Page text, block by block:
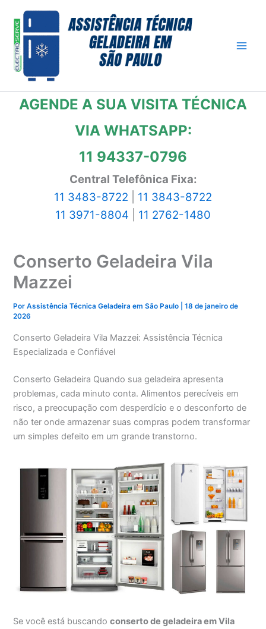
para
conteúdo
AGENDE A SUA VISITA TÉCNICA
VIA WHATSAPP:
11 94337-0796
Central Telefônica Fixa:
11 3483-8722
11 3843-8722
11 3971-8804
11 2762-1480
Conserto Geladeira Vila
Mazzei
PorAssistência Técnica Geladeira em São Paulo |18 de janeiro de
2026
Conserto Geladeira Vila Mazzei: Assistência Técnica
Especializada e Confiável
Conserto Geladeira Quando sua geladeira apresenta
problemas, cada minuto conta. Alimentos perecíveis em
risco, a preocupação com desperdício e o desconforto de
não ter onde armazenar suas compras podem transformar
um simples defeito em um grande transtorno.
Se você está buscandoconserto de geladeira em Vila